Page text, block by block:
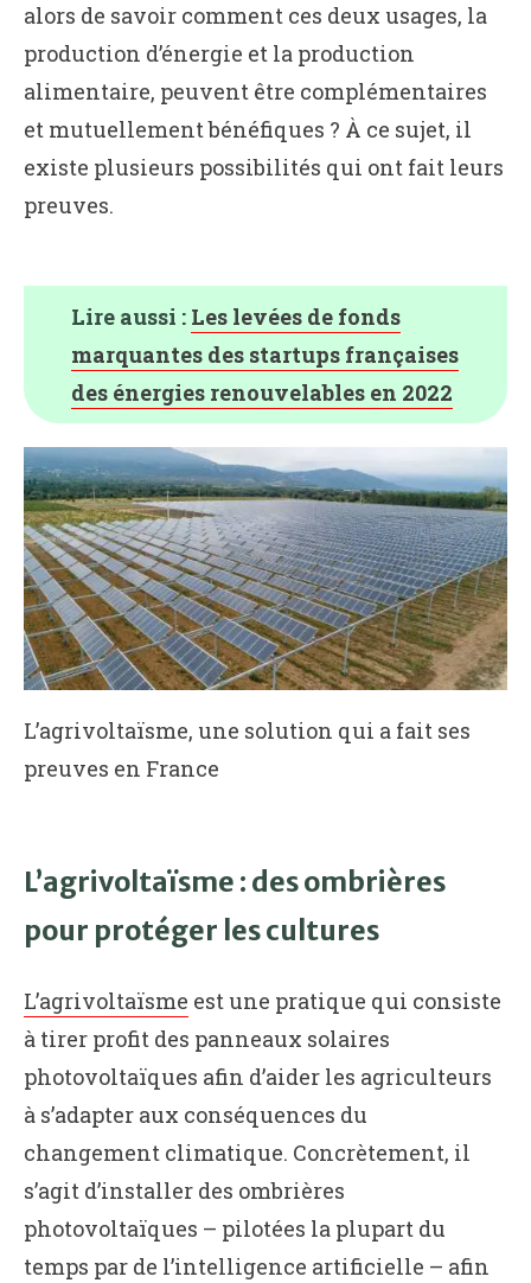
alors de savoir comment ces deux usages, la
production d’énergie et la production
alimentaire, peuvent être complémentaires
et mutuellement bénéfiques ? À ce sujet, il
existe plusieurs possibilités qui ont fait leurs
preuves.
Lire aussi : Les levées de fonds
marquantes des startups françaises
des énergies renouvelables en 2022
L’agrivoltaïsme, une solution qui a fait ses
preuves en France
L’agrivoltaïsme : des ombrières
pour protéger les cultures
L’agrivoltaïsme est une pratique qui consiste
à tirer profit des panneaux solaires
photovoltaïques afin d’aider les agriculteurs
à s’adapter aux conséquences du
changement climatique. Concrètement, il
s’agit d’installer des ombrières
photovoltaïques – pilotées la plupart du
temps par de l’intelligence artificielle – afin